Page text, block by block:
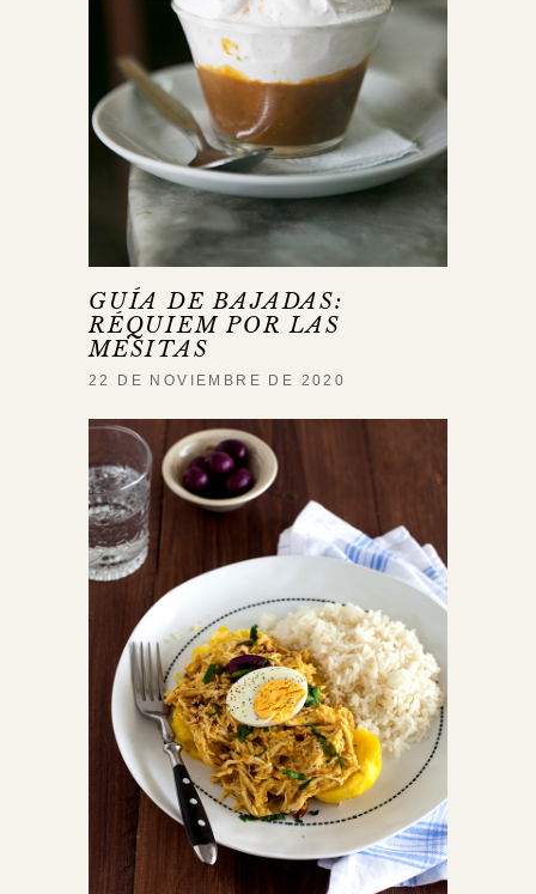
GUÍA DE BAJADAS:
RÉQUIEM POR LAS
MESITAS
22 DE NOVIEMBRE DE 2020